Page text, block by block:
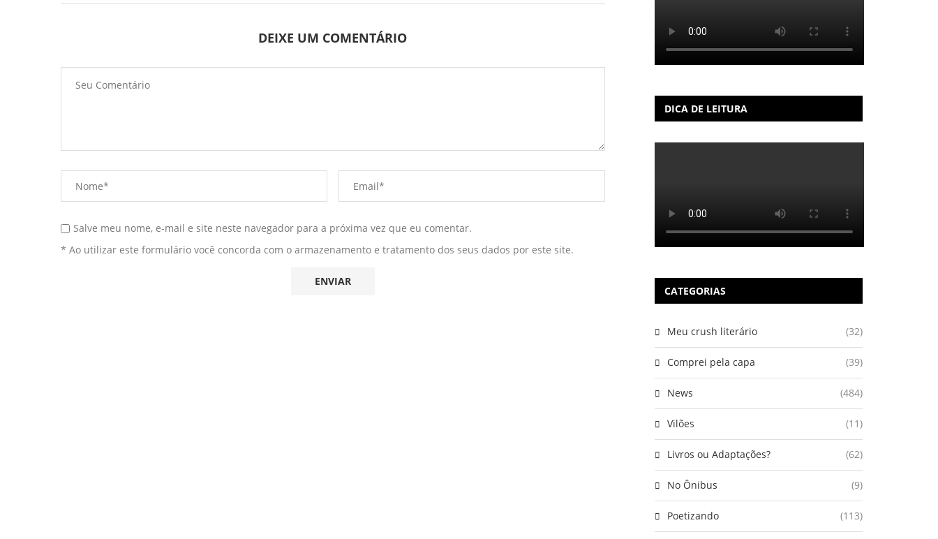
DEIXE UM COMENTÁRIO
Salve meu nome, e-mail e site neste navegador para a próxima vez que eu comentar.
* Ao utilizar este formulário você concorda com o armazenamento e tratamento dos seus dados por este site.
DICA DE LEITURA
CATEGORIAS
Meu crush literário (32)
Comprei pela capa (39)
News (484)
Vilões (11)
Livros ou Adaptações? (62)
No Ônibus (9)
Poetizando (113)